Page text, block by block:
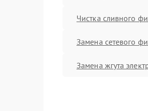
Чистка сливного
Замена сетевого
Замена жгута